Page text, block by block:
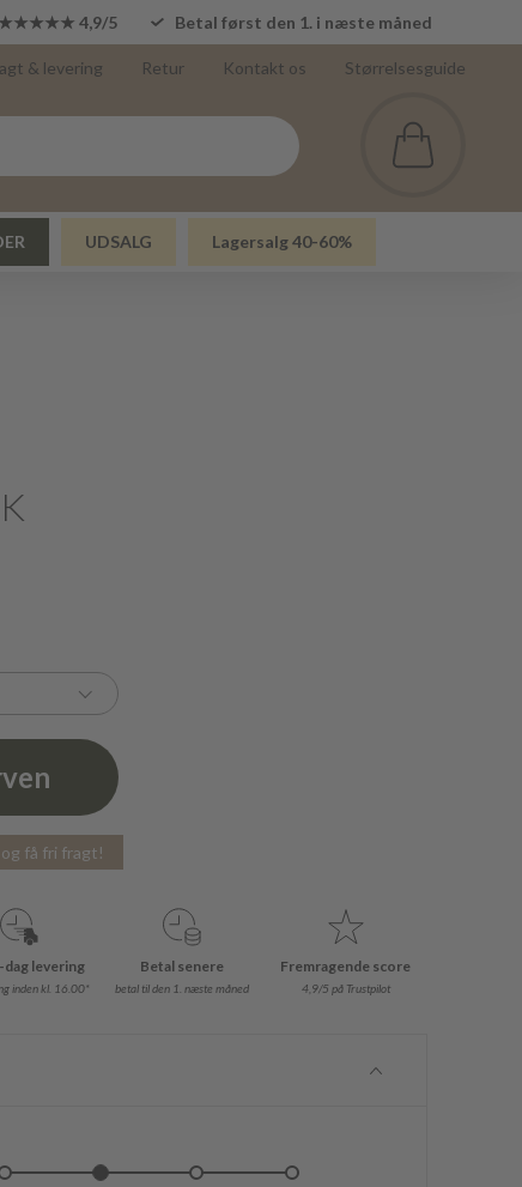
★★★★★ 4,9/5 Betal først den 1. i næste måned
& levering Retur Kontakt os Størrelsesguide
UDSALG Lagersalg 40-60%
få fri fragt!
levering
inden kl. 16.00*
Betal senere
betal til den 1. næste måned
Fremragende score
4,9/5 på Trustpilot